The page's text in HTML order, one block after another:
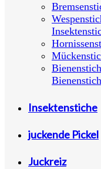
Insektenstiche
juckende Pickel
Juckreiz